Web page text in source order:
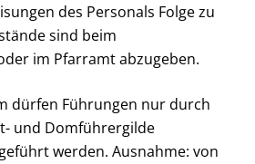
des Personals Folge zu
sind beim
im Pfarramt abzugeben.
dürfen Führungen nur durch
und Domführergilde
werden. Ausnahme: von